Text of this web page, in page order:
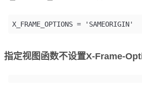
指定视图函数不设置X-Frame-